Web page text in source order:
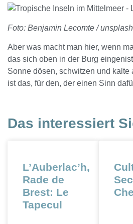
Foto: Benjamin Lecomte / unsplash
Aber was macht man hier, wenn
das sich oben in der Burg
Sonne dösen, schwitzen und
ist das, für den, der einen Sinn
Das interessiert
L’Auberlac’h,
Rade de
Brest: Le
Tapecul